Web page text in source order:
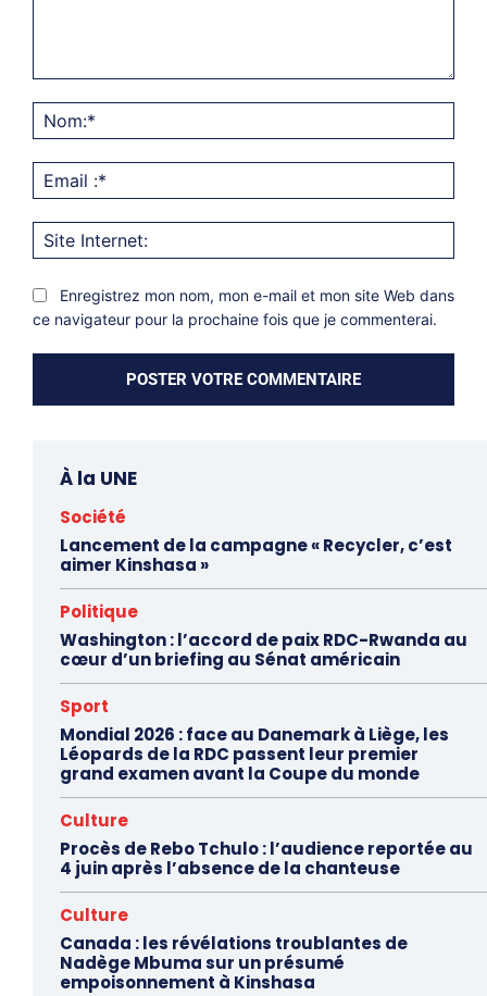
:*
Enregistrez mon nom, mon e-mail et mon site Web dans
ce navigateur pour la prochaine fois que je commenterai.
À la UNE
Société
Lancement de la campagne « Recycler, c’est
aimer Kinshasa »
Politique
Washington : l’accord de paix RDC-Rwanda au
cœur d’un briefing au Sénat américain
Sport
Mondial 2026 : face au Danemark à Liège, les
Léopards de la RDC passent leur premier
grand examen avant la Coupe du monde
Culture
Procès de Rebo Tchulo : l’audience reportée au
4 juin après l’absence de la chanteuse
Culture
Canada : les révélations troublantes de
Nadège Mbuma sur un présumé
empoisonnement à Kinshasa